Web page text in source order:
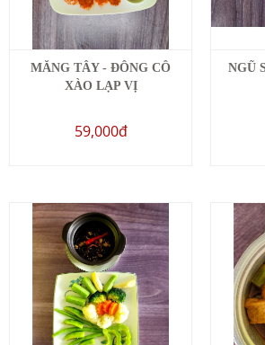
MĂNG TÂY - ĐÔNG CÔ
XÀO LẠP VỊ
59,000đ
NGŨ